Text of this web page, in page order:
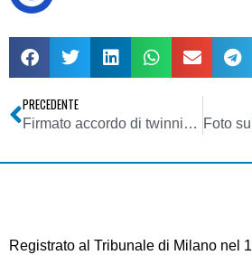
PRECEDENTE
Firmato accordo di twinning con autorità bosniaca
Registrato al Tribunale di Milano nel